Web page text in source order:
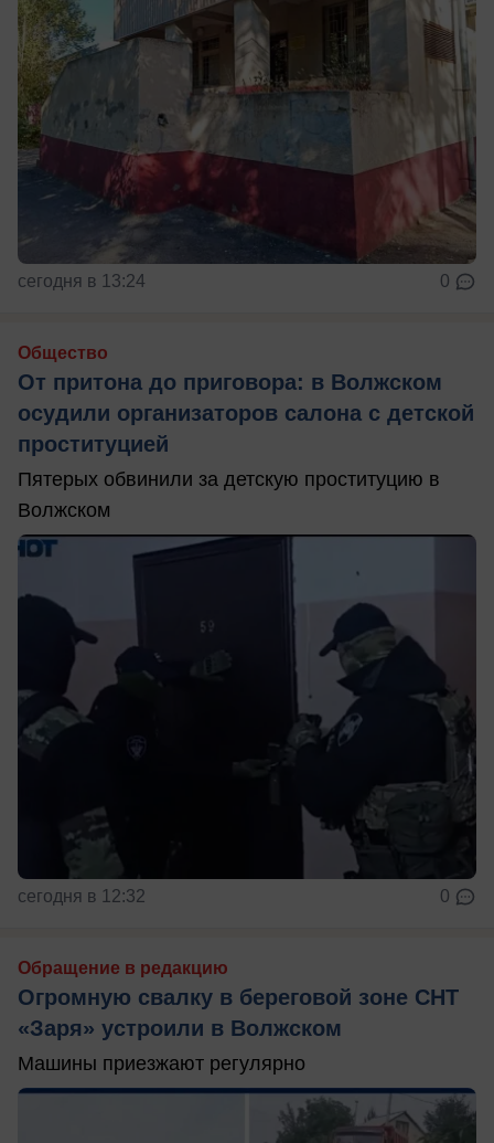
сегодня в 13:24 0
Общество
От притона до приговора: в Волжском
осудили организаторов салона с детской
проституцией
Пятерых обвинили за детскую проституцию в
Волжском
сегодня в 12:32 0
Обращение в редакцию
Огромную свалку в береговой зоне СНТ
«Заря» устроили в Волжском
Машины приезжают регулярно